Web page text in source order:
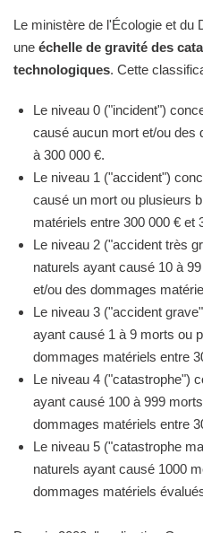
Le ministère de l'Écologie et du
une échelle de gravité des
technologiques. Cette
Le niveau 0 ("incident")
causé aucun mort et/ou des
à 300 000 €.
Le niveau 1 ("accident")
causé un mort ou plusieurs
matériels entre 300 000 € et
Le niveau 2 ("accident très
naturels ayant causé 10 à
et/ou des dommages
Le niveau 3 ("accident
ayant causé 1 à 9 morts ou
dommages matériels entre
Le niveau 4 ("catastrophe")
ayant causé 100 à 999
dommages matériels entre
Le niveau 5 ("catastrophe
naturels ayant causé 1000
dommages matériels